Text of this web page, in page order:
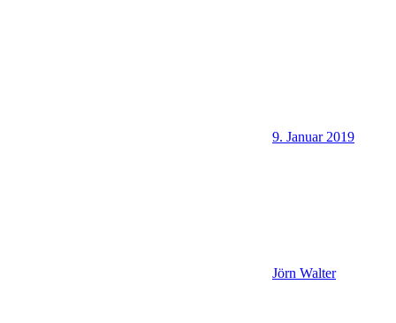
9. Januar 2019
Jörn Walter